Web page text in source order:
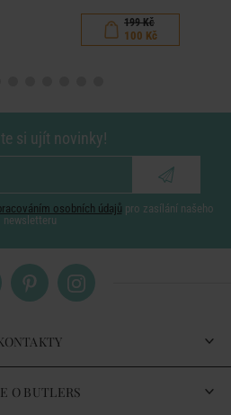
199 Kč
100 Kč
si ujít novinky!
osobních údajů pro zasílání našeho
newsletteru
O BUTLERS